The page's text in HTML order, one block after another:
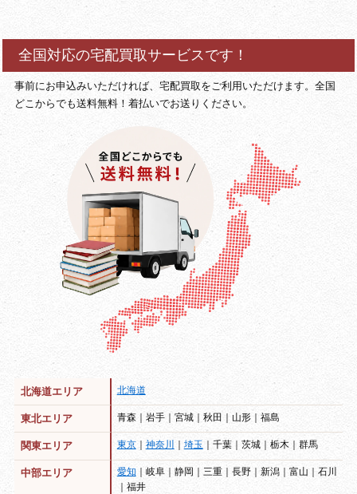
全国対応の宅配買取サービスです！
事前にお申込みいただければ、宅配買取をご利用いただけます。全国
どこからでも送料無料！着払いでお送りください。
北海道エリア 北海道
東北エリア 青森｜岩手｜宮城｜秋田｜山形｜福島
関東エリア 東京｜ 神奈川 埼玉 ｜千葉｜茨城｜栃木｜群馬
中部エリア 愛知 ｜岐阜｜静岡｜三重｜長野｜新潟｜富山｜石川
｜福井